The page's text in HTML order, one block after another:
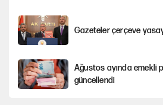
Gazeteler çerçeve
Ağustos ayında emekli
güncellendi